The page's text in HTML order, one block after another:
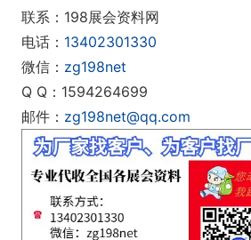
联系：198展会资料网
电话： 13402301330
微信： zg198net
Q Q：1594264699
邮件： zg198net@qq.com